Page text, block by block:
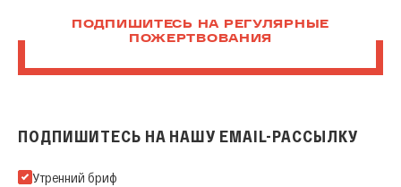
ПОДПИШИТЕСЬ НА РЕГУЛЯРНЫЕ
ПОЖЕРТВОВАНИЯ
ПОДПИШИТЕСЬ НА НАШУ EMAIL-РАССЫЛКУ
Подпишитесь на нашу Email-рассылку
Утренний бриф